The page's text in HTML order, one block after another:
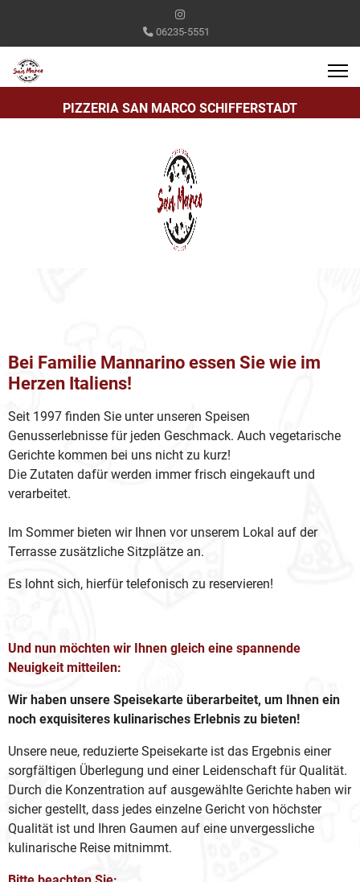
06235-5551
PIZZERIA SAN MARCO SCHIFFERSTADT
Bei Familie Mannarino essen Sie wie im
Herzen Italiens!
Seit 1997 finden Sie unter unseren Speisen
Genusserlebnisse für jeden Geschmack. Auch vegetarische
Gerichte kommen bei uns nicht zu kurz!
Die Zutaten dafür werden immer frisch eingekauft und
verarbeitet.
Im Sommer bieten wir Ihnen vor unserem Lokal auf der
Terrasse zusätzliche Sitzplätze an.
Es lohnt sich, hierfür telefonisch zu reservieren!
Und nun möchten wir Ihnen gleich eine spannende
Neuigkeit mitteilen:
Wir haben unsere Speisekarte überarbeitet, um Ihnen ein
noch exquisiteres kulinarisches Erlebnis zu bieten!
Unsere neue, reduzierte Speisekarte ist das Ergebnis einer
sorgfältigen Überlegung und einer Leidenschaft für Qualität.
Durch die Konzentration auf ausgewählte Gerichte haben wir
sicher gestellt, dass jedes einzelne Gericht von höchster
Qualität ist und Ihren Gaumen auf eine unvergessliche
kulinarische Reise mitnimmt.